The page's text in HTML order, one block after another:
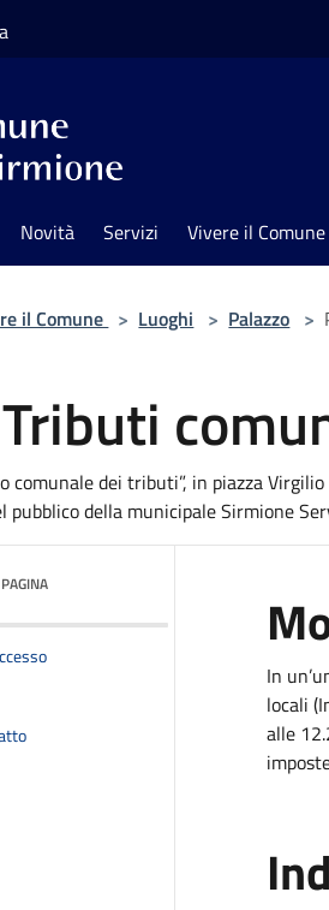
Novità Servizi Vivere il Comune
il Comune > Luoghi > Palazzo >
comunale dei tributi”, in piazza
pubblico della municipale Sirmione
In
locali
alle